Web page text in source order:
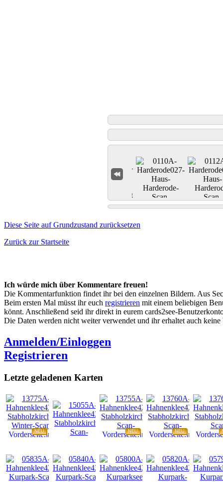
Diese Seite auf Grundzustand zurücksetzen
Zurück zur Startseite
Ich würde mich über Kommentare freuen!
Die Kommentarfunktion findet ihr bei den einzelnen Bildern. Aus
Beim ersten Mal müsst ihr euch registrieren mit einem beliebigen
könnt. Anschließend seid ihr direkt in eurem cards2see-
Die Daten werden nicht weiter verwendet und ihr erhaltet auch
Anmelden/Einloggen
Registrieren
Letzte geladenen Karten
NEU NEU NEU